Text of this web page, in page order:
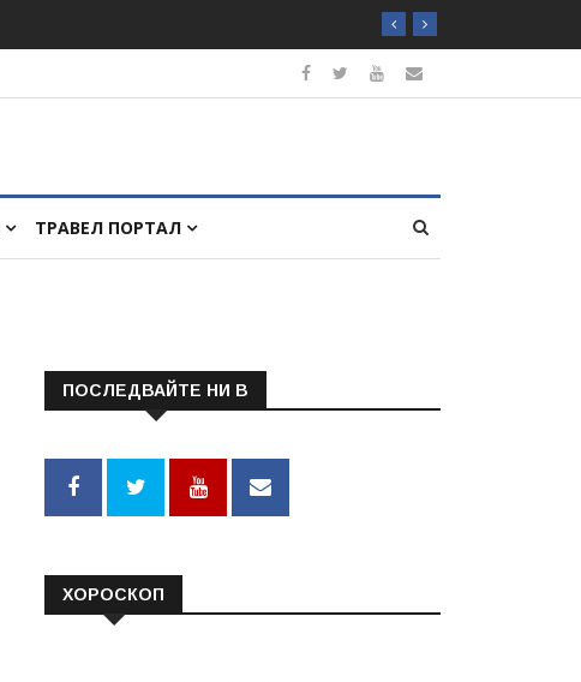
ТРАВЕЛ ПОРТАЛ
ПОСЛЕДВАЙТЕ НИ В
ХОРОСКОП